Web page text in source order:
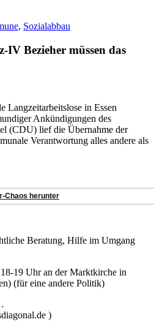
, Sozialabbau
IV Bezieher müssen das
Langzeitarbeitslose in Essen
Ankündigungen des
(CDU) lief die Übernahme der
Verantwortung alles andere als
Chaos herunter
Beratung, Hilfe im Umgang
19 Uhr an der Marktkirche in
(für eine andere Politik)
)